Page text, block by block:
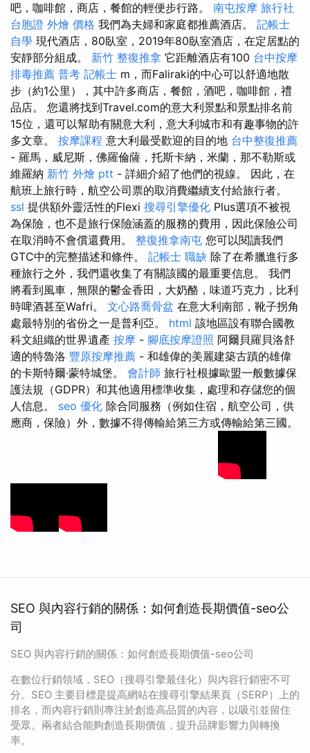
吧，咖啡館，商店，餐館的輕便步行路。 南屯按摩 旅行社
台胞證 外燴 價格 我們為夫婦和家庭都推薦酒店。 記帳士
自學 現代酒店，80臥室，2019年80臥室酒店，在定居點的
安靜部分組成。 新竹 整復推拿 它距離酒店有100 台中按摩
排毒推薦 普考 記帳士 m，而Faliraki的中心可以舒適地散
步（約1公里），其中許多商店，餐館，酒吧，咖啡館，禮
品店。 您還將找到Travel.com的意大利景點和景點排名前
15位，還可以幫助有關意大利，意大利城市和有趣事物的許
多文章。 按摩課程 意大利最受歡迎的目的地 台中整復推薦
- 羅馬，威尼斯，佛羅倫薩，托斯卡納，米蘭，那不勒斯或
維羅納 新竹 外燴 ptt - 詳細介紹了他們的視線。 因此，在
航班上旅行時，航空公司票的取消費繼續支付給旅行者。
ssl 提供額外靈活性的Flexi 搜尋引擎優化 Plus選項不被視
為保險，也不是旅行保險涵蓋的服務的費用，因此保險公司
在取消時不會償還費用。 整復推拿南屯 您可以閱讀我們
GTC中的完整描述和條件。 記帳士 職缺 除了在希臘進行多
種旅行之外，我們還收集了有關該國的最重要信息。 我們
將看到風車，無限的鬱金香田，大奶酪，味道巧克力，比利
時啤酒甚至Wafri。 文心路喬骨盆 在意大利南部，靴子拐角
處最特別的省份之一是普利亞。 html 該地區設有聯合國教
科文組織的世界遺產 按摩 - 腳底按摩證照 阿爾貝羅貝洛舒
適的特魯洛 豐原按摩推薦 - 和雄偉的美麗建築古蹟的雄偉
的卡斯特爾·蒙特城堡。 會計師 旅行社根據歐盟一般數據保
護法規（GDPR）和其他適用標準收集，處理和存儲您的個
人信息。 seo 優化 除合同服務（例如住宿，航空公司，供
應商，保險）外，數據不得傳輸給第三方或傳輸給第三國。
SEO 與內容行銷的關係：如何創造長期價值-seo公
司
SEO 與內容行銷的關係：如何創造長期價值-seo公司
在數位行銷領域，SEO（搜尋引擎最佳化）與內容行銷密不可
分。SEO 主要目標是提高網站在搜尋引擎結果頁（SERP）上的
排名，而內容行銷則專注於創造高品質的內容，以吸引並留住
受眾。兩者結合能夠創造長期價值，提升品牌影響力與轉換
率。